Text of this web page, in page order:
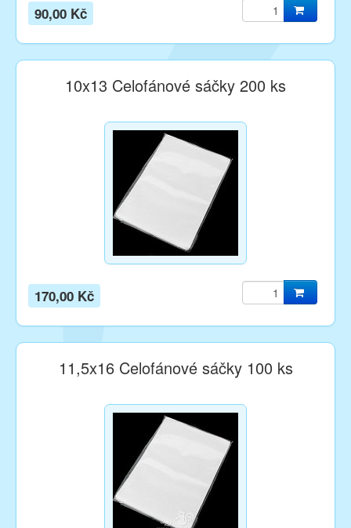
90,00 Kč
10x13 Celofánové sáčky 200 ks
170,00 Kč
11,5x16 Celofánové sáčky 100 ks